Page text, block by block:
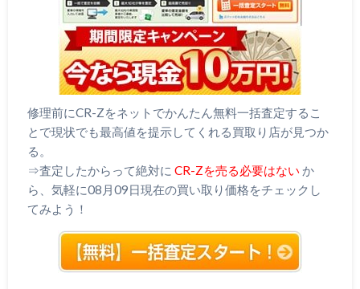
修理前にCR-Zをネットでかんたん無料一括査定するこ
とで現状でも最高値を提示してくれる買取り店が見つか
る。
⇒査定したからって絶対に CR-Zを売る必要はない か
ら、気軽に08月09日現在の買い取り価格をチェックし
てみよう！